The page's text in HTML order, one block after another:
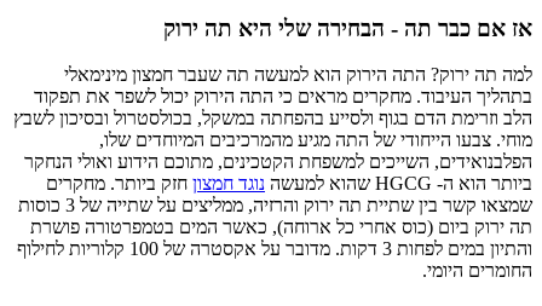
אז אם כבר תה - הבחירה שלי היא תה ירוק
למה תה ירוק? התה הירוק הוא למעשה תה שעבר חמצון מינימאלי
בתהליך העיבוד. מחקרים מראים כי התה הירוק יכול לשפר את תפקוד
הלב וזרימת הדם בגוף ולסייע בהפחתה במשקל, בכולסטרול ובסיכון לשבץ
מוחי. צבעו הייחודי של התה מגיע מהמרכיבים המיוחדים שלו,
הפלבנואידים, השייכים למשפחת הקטכינים, מתוכם הידוע ואולי הנחקר
ביותר הוא ה- HGCG שהוא למעשה
נוגד חמצון חזק ביותר. מחקרים
שמצאו קשר בין שתיית תה ירוק והרזיה, ממליצים על שתייה של 3 כוסות
תה ירוק ביום (כוס אחרי כל ארוחה), כאשר המים בטמפרטורה פושרת
והתיון במים לפחות 3 דקות. מדובר על אקסטרה של 100 קלוריות לחילוף
החומרים היומי.